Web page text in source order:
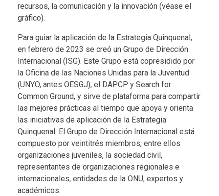
recursos, la comunicación y la innovación (véase el
gráfico).
Para guiar la aplicación de la Estrategia Quinquenal,
en febrero de 2023 se creó un Grupo de Dirección
Internacional (ISG). Este Grupo está copresidido por
la Oficina de las Naciones Unidas para la Juventud
(UNYO, antes OESGJ), el DAPCP y Search for
Common Ground, y sirve de plataforma para compartir
las mejores prácticas al tiempo que apoya y orienta
las iniciativas de aplicación de la Estrategia
Quinquenal. El Grupo de Dirección Internacional está
compuesto por veintitrés miembros, entre ellos
organizaciones juveniles, la sociedad civil,
representantes de organizaciones regionales e
internacionales, entidades de la ONU, expertos y
académicos.